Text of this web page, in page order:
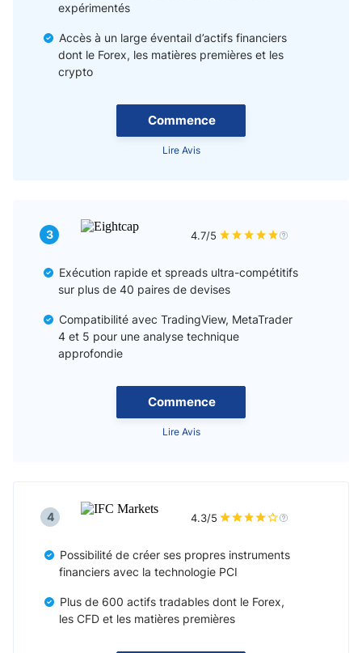
Commence
Lire Avis
expérimentés
Accès à un large éventail d’actifs financiers
dont le Forex, les matières premières et les
crypto
Commence
Lire Avis
3 4.7/5
Exécution rapide et spreads ultra-compétitifs
sur plus de 40 paires de devises
Compatibilité avec TradingView, MetaTrader
4 et 5 pour une analyse technique
approfondie
4 4.3/5
Possibilité de créer ses propres instruments
financiers avec la technologie PCI
Plus de 600 actifs tradables dont le Forex,
les CFD et les matières premières